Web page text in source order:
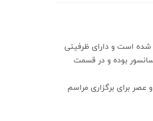
شده است و دارای ظرفیتی
آسانسور بوده و در قسمت
برای برگزاری مراسم